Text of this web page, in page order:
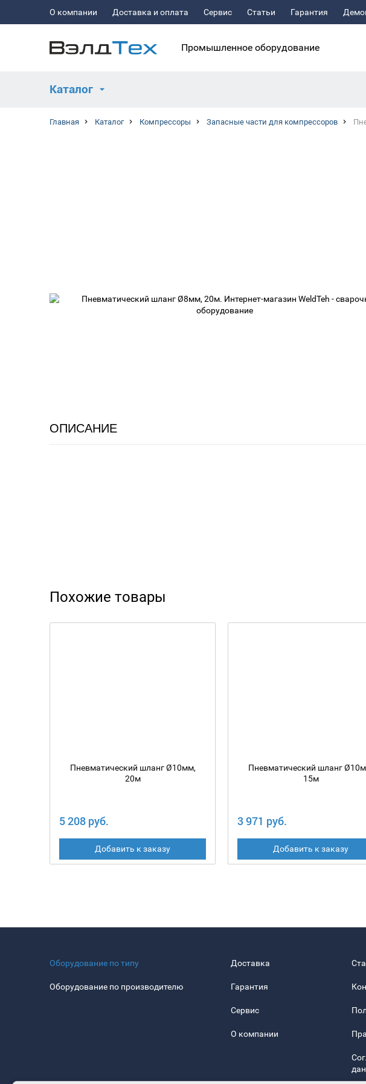
О компании Доставка и оплата Сервис Статьи Гарантия
Промышленное оборудование
Каталог
Главная Каталог Компрессоры Запасные части для компрессоров
ОПИСАНИЕ
Похожие товары
Пневматический шланг Ø10мм,
20м
5 208 руб.
Добавить к заказу
Пневматический шланг
15м
3 971 руб.
Добавить к заказу
Оборудование по типу
Оборудование по производителю
Доставка
Гарантия
Сервис
О компании